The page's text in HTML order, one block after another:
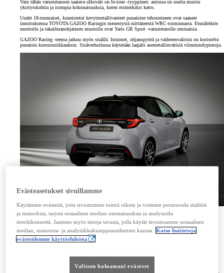
Vain tähän varustetasoon saatava ulkoväri on bi-tone -tyyppinen: autossa on useita mustia
yksityiskohtia ja isompia kokonaisuuksia, kuten esimerkiksi katto.
Uudet 18-tuumaiset, koneistetut kevytmetallivanteet punaisine tehosteineen ovat saaneet
innoituksensa TOYOTA GAZOO Racingin menestystä niittäneestä WRC-toiminnasta. Etusäleikön
muotoilu ja takailmanohjaimen muotoilu ovat Yaris GR Sport -varustetasolle ominaisia.
GAZOO Racing -teema jatkuu myös sisällä. Istuimet, ohjauspyörä ja vaihteenvalitsin on koristeltu
punaisin korostustikkauksin. Sisäverhoilussa käytetään laajalti asemetallinvärisiä viimeistelypintoja.
Suorituskykyä ei ole unohdettu
ajokokemuksen saavuttamiseksi.
Sähköisen ohjaustehostimen ohjauskarttaa on päivitetty tarkemman tuntuman ja voimakkaamman
Evästeasetukset sivuillamme
Käytämme evästeitä, jotta sivustomme toimii oikein ja voimme personoida sisältöä
ja mainoksia, tarjota sosiaalisen median ominaisuuksia ja analysoida
tietoliikennettä. Jaamme myös tietoja tavasta, jolla käytät sivustoamme sosiaalisen
median, mainonta- ja analytiikkakumppaneidemme kanssa. Katso lisätietoja
evästeidemme käyttöehdoista
Valitsen haluamani evästeet